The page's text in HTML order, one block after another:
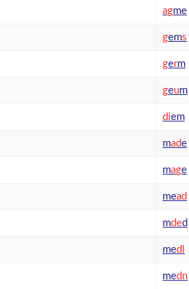
agme
gems
germ
geum
diem
made
mage
mead
mded
med
medn